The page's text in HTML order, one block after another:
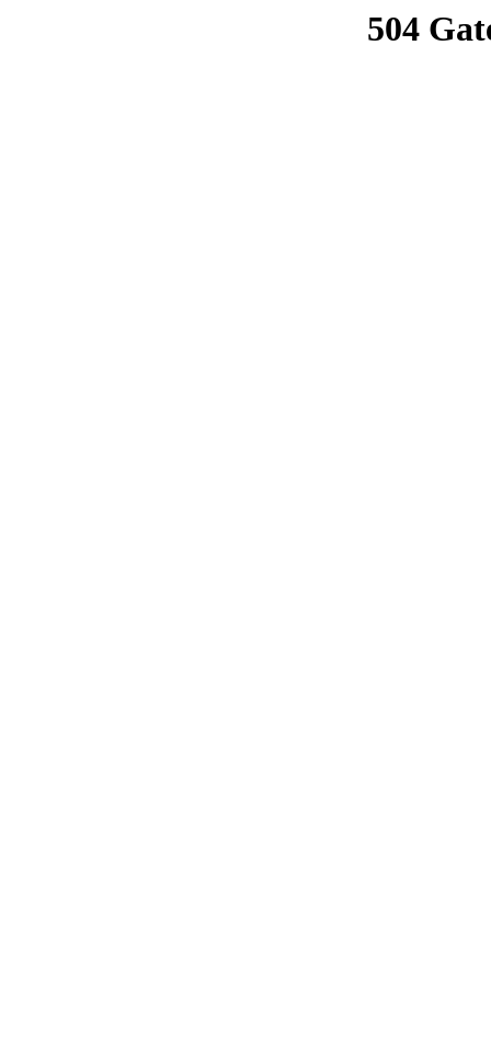
504